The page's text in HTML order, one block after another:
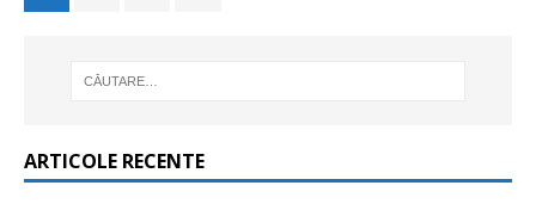
ARTICOLE RECENTE